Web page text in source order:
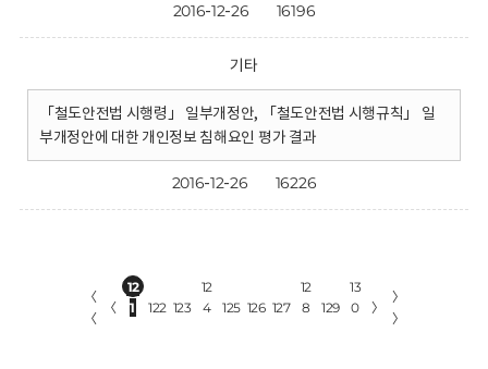
2016-12-26 16196
기타
「철도안전법 시행령」 일부개정안, 「철도안전법 시행규칙」 일
부개정안에 대한 개인정보 침해요인 평가 결과
2016-12-26 16226
〈
〈
〈
12
1
122 123
12
4
125 126 127
12
8
129
13
0
〉
〉
〉